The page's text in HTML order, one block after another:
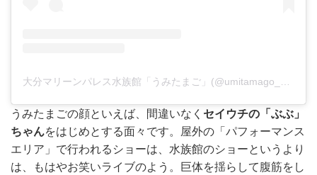
大分マリーンパレス水族館「うみたまご」(@umitamago_staff)がシェアした投稿
うみたまごの顔といえば、間違いなく セイウチの「ぶぶ」
ちゃんをはじめとする面々です。屋外の「パフォーマンス
エリア」で行われるショーは、水族館のショーというより
は、もはやお笑いライブのよう。巨体を揺らして腹筋をし